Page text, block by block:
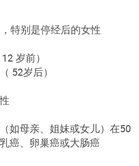
特别是停经后的女性
岁前）
52岁后）
如母亲、姐妹或女儿）在50
癌、卵巢癌或大肠癌